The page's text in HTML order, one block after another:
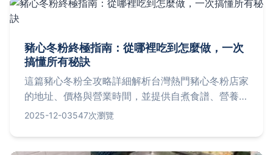
豬心冬粉終極指南：從哪裡吃到怎麼做，一次
搞懂所有秘訣
這篇豬心冬粉全攻略詳細解析台灣熱門豬心冬粉店家
的地址、價格與營業時間，並提供自煮食譜、營養價
值與常見問題解答。無論你是想品嚐道地小吃還是在
美味。
2025-12-03547次瀏覽